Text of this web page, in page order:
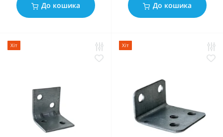
До кошика До кошика
Хіт Хіт